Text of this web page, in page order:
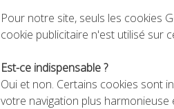
Pour notre site, seuls les cookies
cookie publicitaire n'est utilisé sur
Est-ce indispensable ?
Oui et non. Certains cookies sont
votre navigation plus harmonieuse